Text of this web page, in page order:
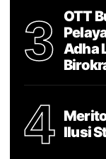
3
OTT
Adha
4
Ilusi